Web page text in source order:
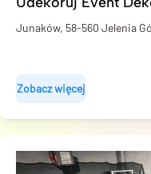
Junaków, 58-560 Jelenia
Zobacz więcej